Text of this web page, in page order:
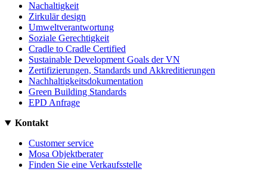
Nachaltigkeit
Zirkulär design
Umweltverantwortung
Soziale Gerechtigkeit
Cradle to Cradle Certified
Sustainable Development Goals der VN
Zertifizierungen, Standards und Akkreditierungen
Nachhaltigkeitsdokumentation
Green Building Standards
EPD Anfrage
Kontakt
Customer service
Mosa Objektberater
Finden Sie eine Verkaufsstelle